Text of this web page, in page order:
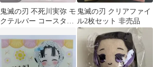
鬼滅の刃 不死川実弥 モ
クテルバー コースター
鬼滅の刃 クリアファイ
ル2枚セット 非売品